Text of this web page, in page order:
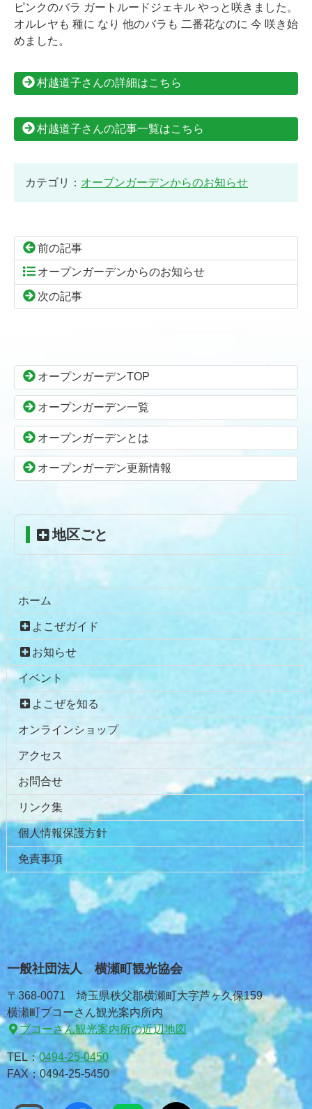
ピンクのバラ ガートルードジェキル やっと咲きました。
オルレヤも 種に なり 他のバラも 二番花なのに 今 咲き始
めました。
村越道子さんの詳細はこちら
村越道子さんの記事一覧はこちら
カテゴリ： オープンガーデンからのお知らせ
前の記事
オープンガーデンからのお知らせ
次の記事
ン
本
文
先
へ
る
の
頭
へ
る
オープンガーデンTOP
オープンガーデン一覧
オープンガーデンとは
オープンガーデン更新情報
地区ごと
ホーム
よこぜガイド
お知らせ
イベント
よこぜを知る
オンラインショップ
アクセス
お問合せ
リンク集
個人情報保護方針
免責事項
一般社団法人 横瀬町観光協会
〒368-0071 埼玉県秩父郡横瀬町大字芦ヶ久保159
横瀬町ブコーさん観光案内所内
ブコーさん観光案内所の近辺地図
TEL：0494-25-0450
FAX：0494-25-5450